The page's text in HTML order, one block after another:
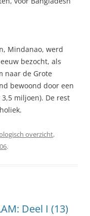
Mindanao, werd
bezocht, als
naar de Grote
bewoond door een
miljoen). De rest
overzicht,
.
Deel I (13)